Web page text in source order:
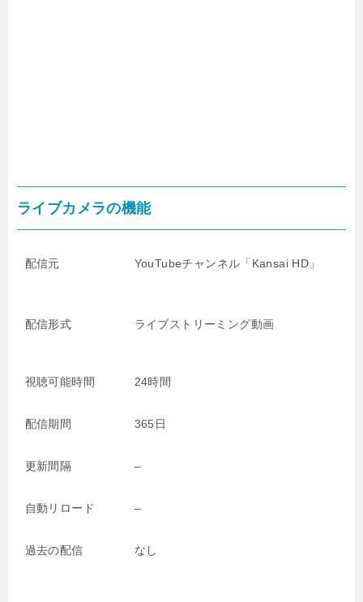
ライブカメラの機能
配信元 YouTubeチャンネル「Kansai HD」
配信形式 ライブストリーミング動画
視聴可能時間 24時間
配信期間 365日
更新間隔 –
自動リロード –
過去の配信 なし